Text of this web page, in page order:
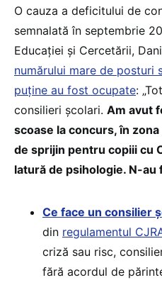
O cauza a deficitului de
semnalată în septembrie
Educației și Cercetării,
numărului mare de posturi
puține au fost ocupate:
consilieri școlari. Am avut
scoase la concurs, în
de sprijin pentru copiii cu
latură de psihologie. N-
Ce face un consilier
din regulamentul
criză sau risc,
fără acordul de